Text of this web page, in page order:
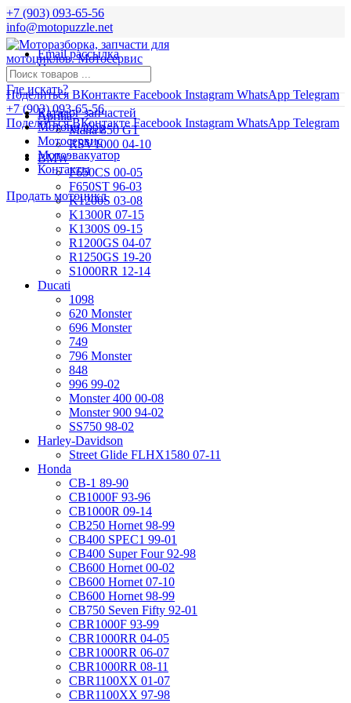
+7 (903) 093-65-56
info@motopuzzle.net
Email рассылка
Новости
Поделиться ВКонтакте Facebook Instagram WhatsApp Telegram
+7 (903) 093-65-56
Поделиться ВКонтакте Facebook Instagram WhatsApp Telegram
Где искать?
Aprilia
Mana 850 GT
RSV1000 04-10
BMW
F650CS 00-05
F650ST 96-03
K1200S 03-08
K1300R 07-15
K1300S 09-15
R1200GS 04-07
R1250GS 19-20
S1000RR 12-14
Ducati
1098
620 Monster
696 Monster
749
796 Monster
848
996 99-02
Monster 400 00-08
Monster 900 94-02
SS750 98-02
Harley-Davidson
Street Glide FLHX1580 07-11
Honda
CB-1 89-90
CB1000F 93-96
CB1000R 09-14
CB250 Hornet 98-99
CB400 SPEC1 99-01
CB400 Super Four 92-98
CB600 Hornet 00-02
CB600 Hornet 07-10
CB600 Hornet 98-99
CB750 Seven Fifty 92-01
CBR1000F 93-99
CBR1000RR 04-05
CBR1000RR 06-07
CBR1000RR 08-11
CBR1100XX 01-07
CBR1100XX 97-98
Каталог запчастей
Мотоподбор
Мотосервис
Мотоэвакуатор
Контакты
Продать мотоцикл